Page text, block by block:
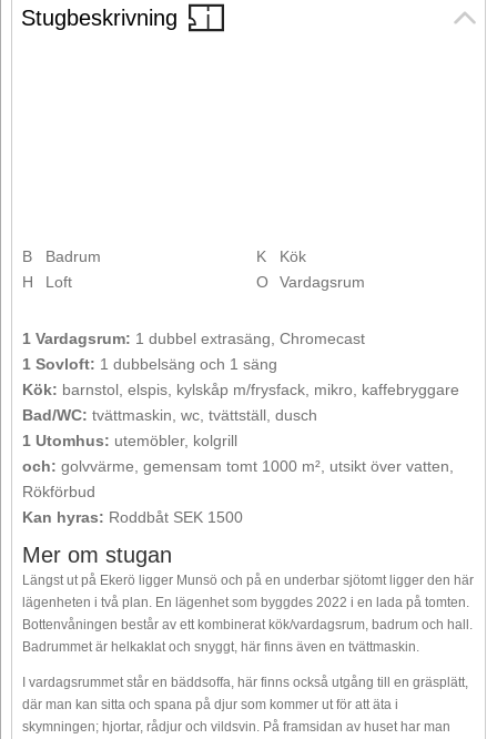
Stugbeskrivning
B
Badrum
H
Loft
K
Kök
O
Vardagsrum
1 Vardagsrum: 1 dubbel extrasäng, Chromecast
1 Sovloft: 1 dubbelsäng och 1 säng
Kök: barnstol, elspis, kylskåp m/frysfack, mikro, kaffebryggare
Bad/WC: tvättmaskin, wc, tvättställ, dusch
1 Utomhus: utemöbler, kolgrill
och: golvvärme, gemensam tomt 1000 m², utsikt över vatten,
Rökförbud
Kan hyras: Roddbåt SEK 1500
Mer om stugan
Längst ut på Ekerö ligger Munsö och på en underbar sjötomt ligger den här
lägenheten i två plan. En lägenhet som byggdes 2022 i en lada på tomten.
Bottenvåningen består av ett kombinerat kök/vardagsrum, badrum och hall.
Badrummet är helkaklat och snyggt, här finns även en tvättmaskin.
I vardagsrummet står en bäddsoffa, här finns också utgång till en gräsplätt,
där man kan sitta och spana på djur som kommer ut för att äta i
skymningen; hjortar, rådjur och vildsvin. På framsidan av huset har man